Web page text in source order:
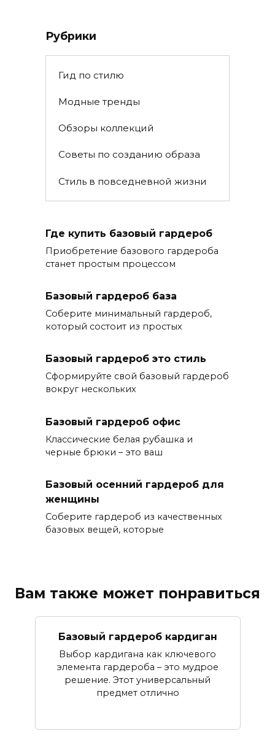
Рубрики
Гид по стилю
Модные тренды
Обзоры коллекций
Советы по созданию образа
Стиль в повседневной жизни
Где купить базовый гардероб
Приобретение базового гардероба
станет простым процессом
Базовый гардероб база
Соберите минимальный гардероб,
который состоит из простых
Базовый гардероб это стиль
Сформируйте свой базовый гардероб
вокруг нескольких
Базовый гардероб офис
Классические белая рубашка и
черные брюки – это ваш
Базовый осенний гардероб для
женщины
Соберите гардероб из качественных
базовых вещей, которые
Вам также может понравиться
Базовый гардероб кардиган
Выбор кардигана как ключевого
элемента гардероба – это мудрое
решение. Этот универсальный
предмет отлично